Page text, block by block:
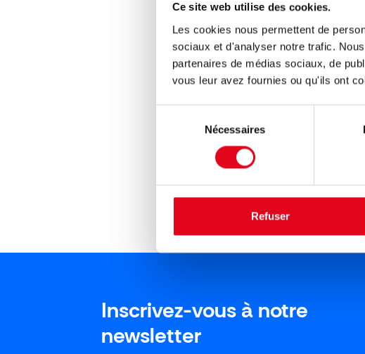
Ce site web utilise des cookies.
Les cookies nous permettent de
sociaux et d'analyser notre trafic.
partenaires de médias sociaux, de
vous leur avez fournies ou qu'ils ont
consentement
Nécessaires
Refuser
QPAYPos sera
d’information,
réseau
technologie de
révolutionnant
et tous les points
Inscrivez-vous à notre
newsletter